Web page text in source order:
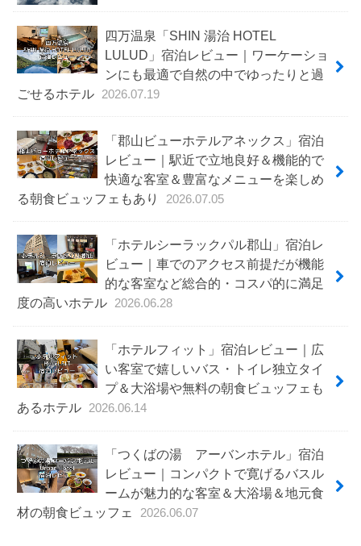
四万温泉「SHIN 湯治 HOTEL
LULUD」宿泊レビュー｜ワーケーショ
ンにも最適で自然の中でゆったりと過
ごせるホテル
2026.07.19
「郡山ビューホテルアネックス」宿泊
レビュー｜駅近で立地良好＆機能的で
快適な客室＆豊富なメニューを楽しめ
る朝食ビュッフェもあり
2026.07.05
「ホテルシーラックパル郡山」宿泊レ
ビュー｜車でのアクセス前提だが機能
的な客室など総合的・コスパ的に満足
度の高いホテル
2026.06.28
「ホテルフィット」宿泊レビュー｜広
い客室で嬉しいバス・トイレ独立タイ
プ＆大浴場や無料の朝食ビュッフェも
あるホテル
2026.06.14
「つくばの湯 アーバンホテル」宿泊
レビュー｜コンパクトで寛げるバスル
ームが魅力的な客室＆大浴場＆地元食
材の朝食ビュッフェ
2026.06.07